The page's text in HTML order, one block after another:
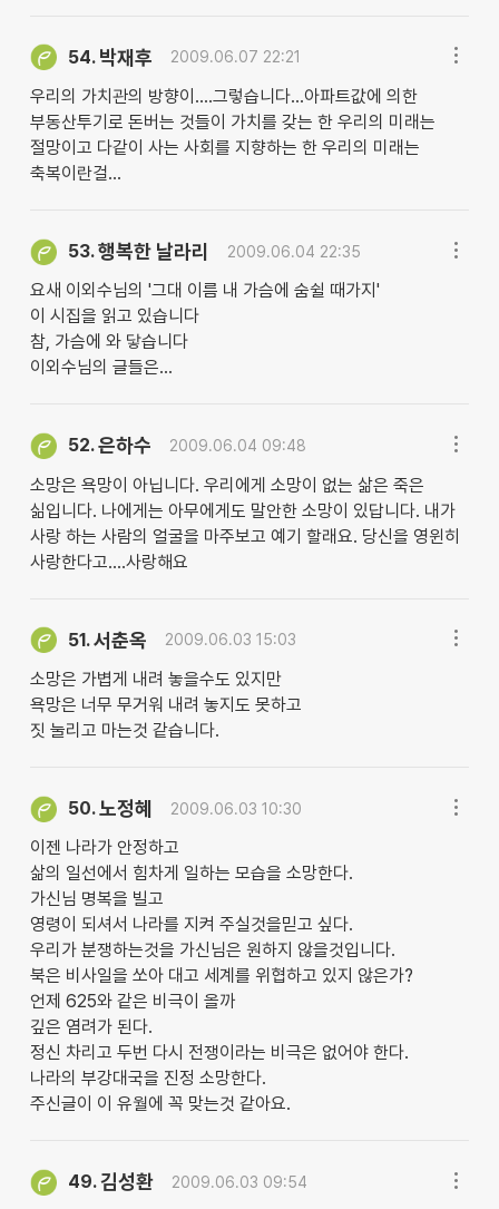
54. 박재후 2009.06.07 22:21
우리의 가치관의 방향이....그렇습니다...아파트값에 의한
부동산투기로 돈버는 것들이 가치를 갖는 한 우리의 미래는
절망이고 다같이 사는 사회를 지향하는 한 우리의 미래는
축복이란걸...
53.행복한 날라리 2009.06.04 22:35
요새 이외수님의 '그대 이름 내 가슴에 숨쉴 때가지'
이 시집을 읽고 있습니다
참, 가슴에 와 닿습니다
이외수님의 글들은...
52.은하수 2009.06.04 09:48
소망은 욕망이 아닙니다. 우리에게 소망이 없는 삶은 죽은
싦입니다. 나에게는 아무에게도 말안한 소망이 있답니다. 내가
사랑 하는 사람의 얼굴을 마주보고 예기 할래요. 당신을 영윈히
사랑한다고....사랑해요
51.서춘옥 2009.06.03 15:03
소망은 가볍게 내려 놓을수도 있지만
욕망은 너무 무거워 내려 놓지도 못하고
짓 눌리고 마는것 같습니다.
50.노정혜 2009.06.03 10:30
이젠 나라가 안정하고
삶의 일선에서 힘차게 일하는 모습을 소망한다.
가신님 명복을 빌고
영령이 되셔서 나라를 지켜 주실것을믿고 싶다.
우리가 분쟁하는것을 가신님은 원하지 않을것입니다.
북은 비사일을 쏘아 대고 세계를 위협하고 있지 않은가?
언제 625와 같은 비극이 올까
깊은 염려가 된다.
정신 차리고 두번 다시 전쟁이라는 비극은 없어야 한다.
나라의 부강대국을 진정 소망한다.
주신글이 이 유월에 꼭 맞는것 같아요.
49.김성환 2009.06.03 09:54